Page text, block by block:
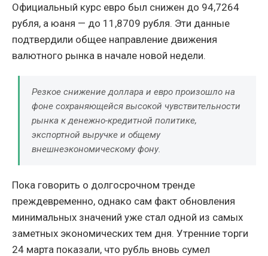
Официальный курс евро был снижен до 94,7264
рубля, а юаня — до 11,8709 рубля. Эти данные
подтвердили общее направление движения
валютного рынка в начале новой недели.
Резкое снижение доллара и евро произошло на
фоне сохраняющейся высокой чувствительности
рынка к денежно-кредитной политике,
экспортной выручке и общему
внешнеэкономическому фону.
Пока говорить о долгосрочном тренде
преждевременно, однако сам факт обновления
минимальных значений уже стал одной из самых
заметных экономических тем дня. Утренние торги
24 марта показали, что рубль вновь сумел